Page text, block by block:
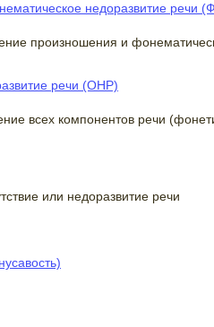
недоразвитие речи
произношения и
речи (ОНР)
всех компонентов речи
или недоразвитие речи